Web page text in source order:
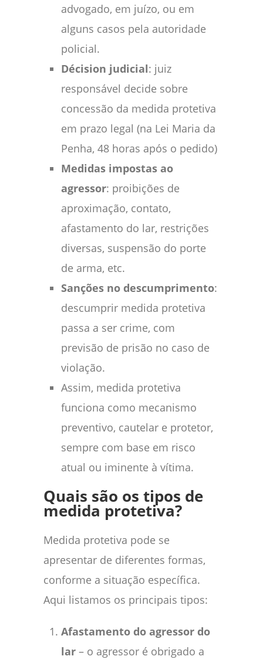
advogado, em juízo, ou em
alguns casos pela autoridade
policial.
Décision judicial: juiz
responsável decide sobre
concessão da medida protetiva
em prazo legal (na Lei Maria da
Penha, 48 horas após o pedido)
Medidas impostas ao
agressor: proibições de
aproximação, contato,
afastamento do lar, restrições
diversas, suspensão do porte
de arma, etc.
Sanções no descumprimento:
descumprir medida protetiva
passa a ser crime, com
previsão de prisão no caso de
violação.
Assim, medida protetiva
funciona como mecanismo
preventivo, cautelar e protetor,
sempre com base em risco
atual ou iminente à vítima.
Quais são os tipos de
medida protetiva?
Medida protetiva pode se
apresentar de diferentes formas,
conforme a situação específica.
Aqui listamos os principais tipos:
Afastamento do agressor do
lar – o agressor é obrigado a